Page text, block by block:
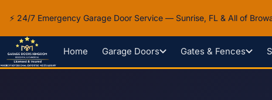
⚡ 24/7 Emergency Garage Door Service — Sunrise, FL & All of
Home Garage Doors Gates & Fences